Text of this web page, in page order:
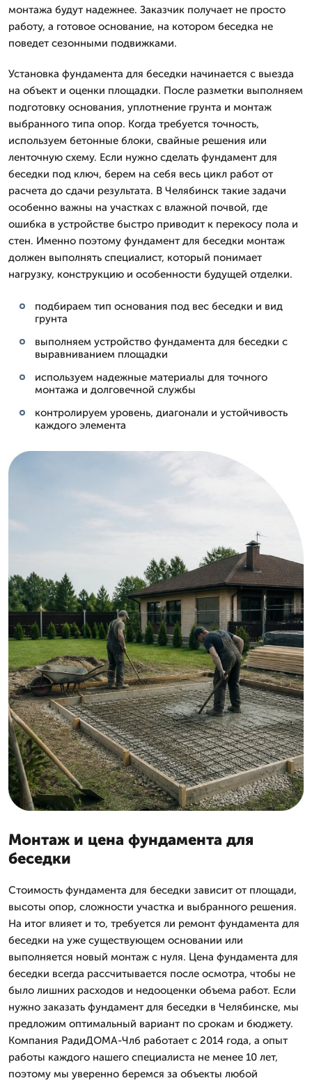
монтажа будут надежнее. Заказчик получает не просто
работу, а готовое основание, на котором беседка не
поведет сезонными подвижками.
Установка фундамента для беседки начинается с выезда
на объект и оценки площадки. После разметки выполняем
подготовку основания, уплотнение грунта и монтаж
выбранного типа опор. Когда требуется точность,
используем бетонные блоки, свайные решения или
ленточную схему. Если нужно сделать фундамент для
беседки под ключ, берем на себя весь цикл работ от
расчета до сдачи результата. В Челябинск такие задачи
особенно важны на участках с влажной почвой, где
ошибка в устройстве быстро приводит к перекосу пола и
стен. Именно поэтому фундамент для беседки монтаж
должен выполнять специалист, который понимает
нагрузку, конструкцию и особенности будущей отделки.
подбираем тип основания под вес беседки и вид
грунта
выполняем устройство фундамента для беседки с
выравниванием площадки
используем надежные материалы для точного
монтажа и долговечной службы
контролируем уровень, диагонали и устойчивость
каждого элемента
Монтаж и цена фундамента для
беседки
Стоимость фундамента для беседки зависит от площади,
высоты опор, сложности участка и выбранного решения.
На итог влияет и то, требуется ли ремонт фундамента для
беседки на уже существующем основании или
выполняется новый монтаж с нуля. Цена фундамента для
беседки всегда рассчитывается после осмотра, чтобы не
было лишних расходов и недооценки объема работ. Если
нужно заказать фундамент для беседки в Челябинске, мы
предложим оптимальный вариант по срокам и бюджету.
Компания РадиДОМА-Члб работает с 2014 года, а опыт
работы каждого нашего специалиста не менее 10 лет,
поэтому мы уверенно беремся за объекты любой